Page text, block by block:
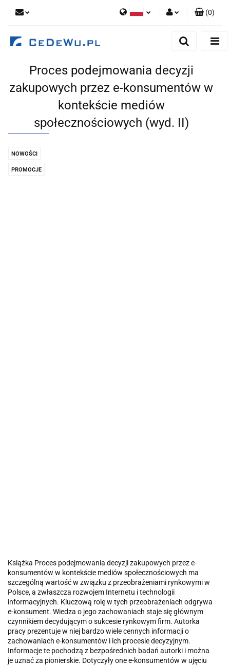
Dodaj zgłoszenie
Zgody cookies
(0)
Proces podejmowania decyzji
zakupowych przez e-konsumentów w
kontekście mediów
społecznościowych (wyd. II)
NOWOŚCI
PROMOCJE
Książka Proces podejmowania decyzji zakupowych przez e-
konsumentów w kontekście mediów społecznościowych ma
szczególną wartość w związku z przeobrażeniami rynkowymi w
Polsce, a zwłaszcza rozwojem Internetu i technologii
informacyjnych. Kluczową rolę w tych przeobrażeniach odgrywa
e-konsument. Wiedza o jego zachowaniach staje się głównym
czynnikiem decydującym o sukcesie rynkowym firm. Autorka
pracy prezentuje w niej bardzo wiele cennych informacji o
zachowaniach e-konsumentów i ich procesie decyzyjnym.
Informacje te pochodzą z bezpośrednich badań autorki i można
je uznać za pionierskie. Dotyczyły one e-konsumentów w ujęciu